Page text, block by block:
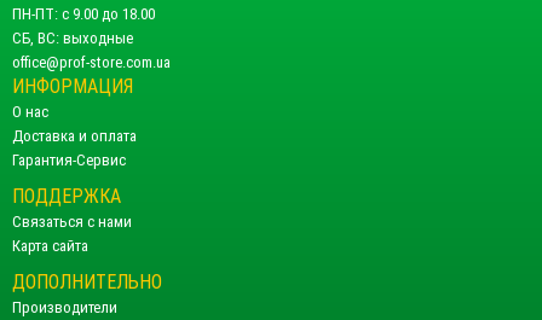
ПН-ПТ: с 9.00 до 18.00
СБ, ВС: выходные
office@prof-store.com.ua
ИНФОРМАЦИЯ
О нас
Доставка и оплата
Гарантия-Сервис
ПОДДЕРЖКА
Связаться с нами
Карта сайта
ДОПОЛНИТЕЛЬНО
Производители